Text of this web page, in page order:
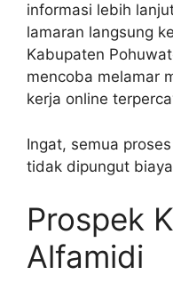
informasi lebih
lamaran langsung
Kabupaten
mencoba melamar
kerja online
Ingat, semua
tidak dipungut
Prospek
Alfamidi